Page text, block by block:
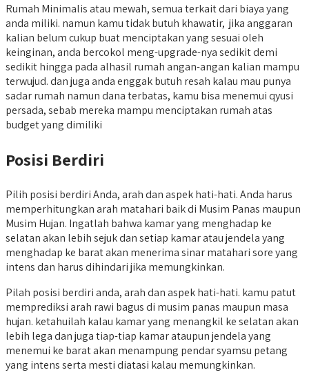
Rumah Minimalis atau mewah, semua terkait dari biaya yang
anda miliki. namun kamu tidak butuh khawatir, jika anggaran
kalian belum cukup buat menciptakan yang sesuai oleh
keinginan, anda bercokol meng-upgrade-nya sedikit demi
sedikit hingga pada alhasil rumah angan-angan kalian mampu
terwujud. dan juga anda enggak butuh resah kalau mau punya
sadar rumah namun dana terbatas, kamu bisa menemui qyusi
persada, sebab mereka mampu menciptakan rumah atas
budget yang dimiliki
Posisi Berdiri
Pilih posisi berdiri Anda, arah dan aspek hati-hati. Anda harus
memperhitungkan arah matahari baik di Musim Panas maupun
Musim Hujan. Ingatlah bahwa kamar yang menghadap ke
selatan akan lebih sejuk dan setiap kamar atau jendela yang
menghadap ke barat akan menerima sinar matahari sore yang
intens dan harus dihindari jika memungkinkan.
Pilah posisi berdiri anda, arah dan aspek hati-hati. kamu patut
memprediksi arah rawi bagus di musim panas maupun masa
hujan. ketahuilah kalau kamar yang menangkil ke selatan akan
lebih lega dan juga tiap-tiap kamar ataupun jendela yang
menemui ke barat akan menampung pendar syamsu petang
yang intens serta mesti diatasi kalau memungkinkan.